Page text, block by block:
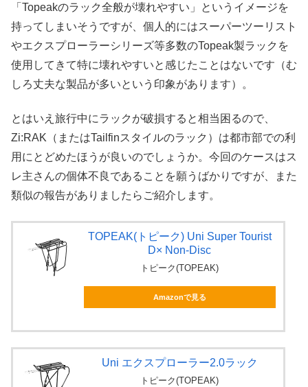
「Topeakのラック全般が壊れやすい」というイメージを
持ってしまいそうですが、個人的にはスーパーツーリスト
やエクスプローラーシリーズ等多数のTopeak製ラックを
使用してきて特に壊れやすいと感じたことはないです（む
しろ丈夫な製品が多いという印象があります）。
とはいえ旅行中にラックが破損すると相当困るので、
Zi:RAK（またはTailfinスタイルのラック）は都市部での利
用にとどめたほうが良いのでしょうか。今回のケースはス
レ主さんの個体不良であることを願うばかりですが、また
類似の報告がありましたらご紹介します。
TOPEAK(トピーク) Uni Super Tourist
D× Non-Disc
トピーク(TOPEAK)
Amazonで見る
Uni エクスプローラー2.0ラック
トピーク(TOPEAK)